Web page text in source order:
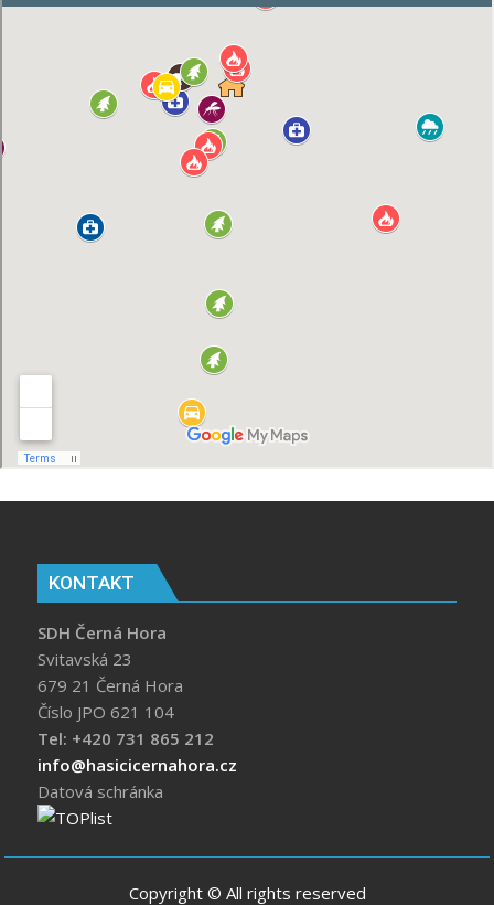
KONTAKT
SDH Černá Hora
Svitavská 23
679 21 Černá Hora
Číslo JPO 621 104
Tel: +420 731 865 212
info@hasicicernahora.cz
Datová schránka
Copyright © All rights reserved